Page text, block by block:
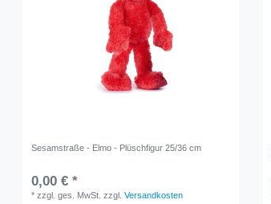
Sesamstraße - Elmo - Plüschfigur 25/36 cm
0,00 € *
*zzgl. ges. MwSt. zzgl.Versandkosten